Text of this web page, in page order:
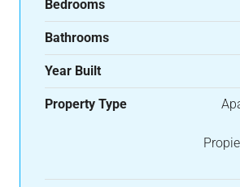
Bedrooms
Bathrooms
Year Built
Property Type